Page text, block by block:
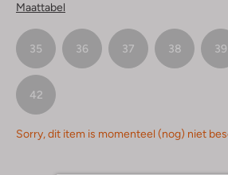
Maattabel
35 36 37 38 39
42
Sorry, dit item is momenteel (nog) niet